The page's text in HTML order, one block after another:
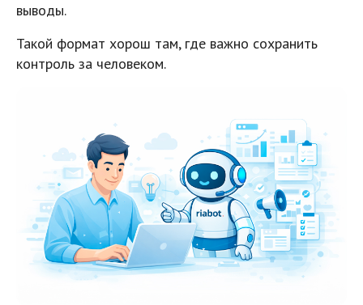
выводы.
Такой формат хорош там, где важно сохранить
контроль за человеком.